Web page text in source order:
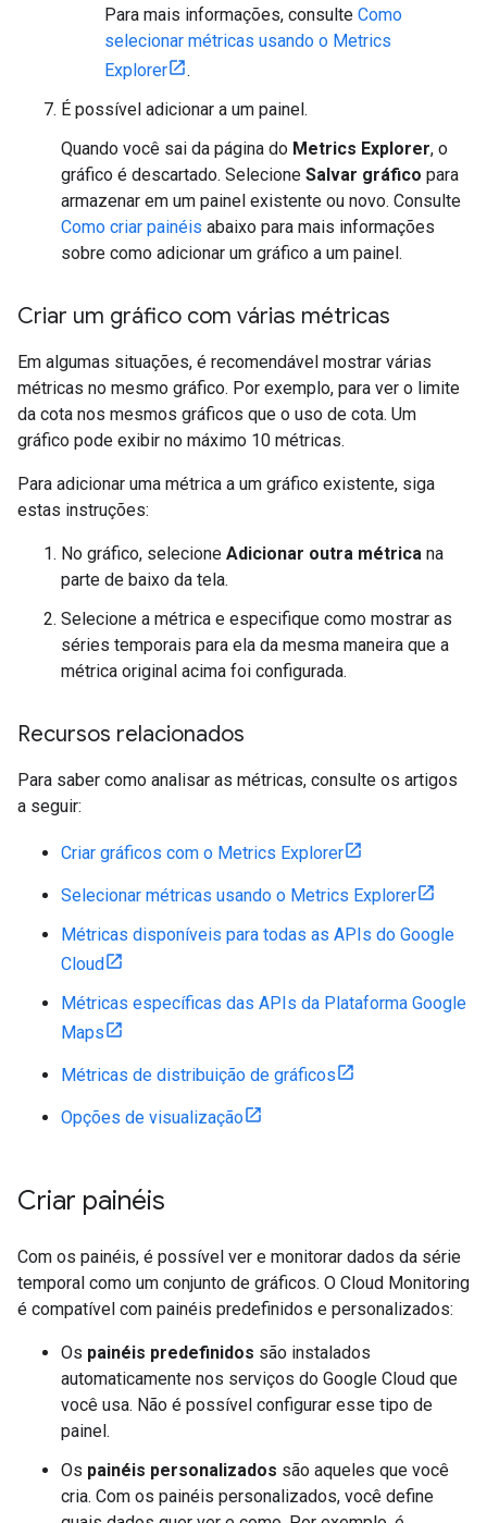
Para mais informações, consulte Como
selecionar métricas usando o Metrics
Explorer
.
É possível adicionar a um painel.
Quando você sai da página do Metrics Explorer, o
gráfico é descartado. Selecione Salvar gráfico para
armazenar em um painel existente ou novo. Consulte
Como criar painéis abaixo para mais informações
sobre como adicionar um gráfico a um painel.
Criar um gráfico com várias métricas
Em algumas situações, é recomendável mostrar várias
métricas no mesmo gráfico. Por exemplo, para ver o limite
da cota nos mesmos gráficos que o uso de cota. Um
gráfico pode exibir no máximo 10 métricas.
Para adicionar uma métrica a um gráfico existente, siga
estas instruções:
No gráfico, selecione Adicionar outra métrica na
parte de baixo da tela.
Selecione a métrica e especifique como mostrar as
séries temporais para ela da mesma maneira que a
métrica original acima foi configurada.
Recursos relacionados
Para saber como analisar as métricas, consulte os artigos
a seguir:
Criar gráficos com o Metrics Explorer
Selecionar métricas usando o Metrics Explorer
Métricas disponíveis para todas as APIs do Google
Cloud
Métricas específicas das APIs da Plataforma Google
Maps
Métricas de distribuição de gráficos
Opções de visualização
Criar painéis
Com os painéis, é possível ver e monitorar dados da série
temporal como um conjunto de gráficos. O Cloud Monitoring
é compatível com painéis predefinidos e personalizados:
Os painéis predefinidos são instalados
automaticamente nos serviços do Google Cloud que
você usa. Não é possível configurar esse tipo de
painel.
Os painéis personalizados são aqueles que você
cria. Com os painéis personalizados, você define